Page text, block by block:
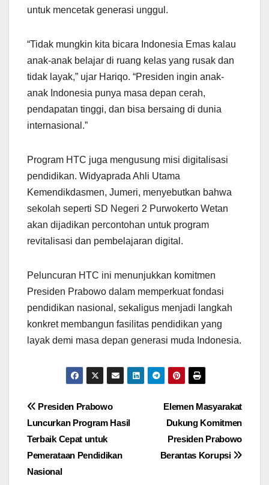
untuk mencetak generasi unggul.
“Tidak mungkin kita bicara Indonesia Emas kalau
anak-anak belajar di ruang kelas yang rusak dan
tidak layak,” ujar Hariqo. “Presiden ingin anak-
anak Indonesia punya masa depan cerah,
pendapatan tinggi, dan bisa bersaing di dunia
internasional.”
Program HTC juga mengusung misi digitalisasi
pendidikan. Widyaprada Ahli Utama
Kemendikdasmen, Jumeri, menyebutkan bahwa
sekolah seperti SD Negeri 2 Purwokerto Wetan
akan dijadikan percontohan untuk program
revitalisasi dan pembelajaran digital.
Peluncuran HTC ini menunjukkan komitmen
Presiden Prabowo dalam memperkuat fondasi
pendidikan nasional, sekaligus menjadi langkah
konkret membangun fasilitas pendidikan yang
layak demi masa depan generasi muda Indonesia.
Post
navigation
Elemen Masyarakat
Dukung Komitmen
Presiden Prabowo
Berantas Korupsi
Presiden Prabowo
Luncurkan Program Hasil
Terbaik Cepat untuk
Pemerataan Pendidikan
Nasional